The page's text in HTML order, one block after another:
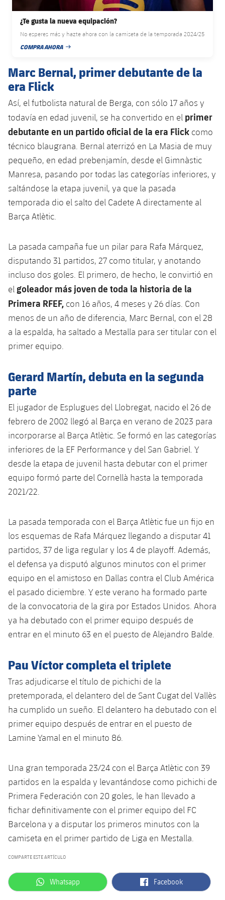
Servicios Médicos
Accesibilidad
Acreditaciones
Instalaciones
SUB8 B
Fotos
Historia
Fotos
Infantil B
Entradas
Resultados
Clasificaciones
Fotos
Palmarés
Calendario
Resultados
Jugadores
Clasificaciones
plusicon
Actualidad
Juvenil
Cadete
Infantil
Campus Verano
Primer equipo
plusicon
más
Actualidad
Calendario
Entradas
Resultados
Clasificaciones
Fotos
Historia
Palmarés
Barça Atlètic
Actualidad
Calendario
Resultados
Jugadores
Base
Actualidad
Barça C
Junior
Infantil
Alevín
Campus Verano
PLUSICON
MÁS
Información general
plusicon
más
Atletismo
plusicon
más
Actualidad
Masculino
Femenino
Agenda
Baloncesto en silla de ruedas
plusicon
más
Actualidad
Jugadores
Calendario
Resultados
Hockey sobre hielo
plusicon
más
Jugadores
Calendario
Clasificaciones
Hockey hierba
plusicon
más
Noticias
Hockey Hierba Masculino
Hockey Hierba Femenino
Actualidad
Plantilla
Agenda
Escuela de Patinaje
Rugby
plusicon
más
Actualidad
Jugadores
Calendario
Clasificaciones
Voleibol
plusicon
más
Noticias
Apúntate a las amateurs
plusicon
más
League of Legends
VALORANT Rising
VALORANT Game Changers
eFootball
¿Te gusta la nueva equipación?
No esperes más y hazte ahora con la camiseta de la temporada 2024/25
COMPRA AHORA
FECHA DE PUBLICACIÓN
Marc Bernal, primer debutante de la
era Flick
Así, el futbolista natural de Berga, con sólo 17 años y
todavía en edad juvenil, se ha convertido en el primer
debutante en un partido oficial de la era Flick como
técnico blaugrana. Bernal aterrizó en La Masia de muy
pequeño, en edad prebenjamín, desde el Gimnàstic
Manresa, pasando por todas las categorías inferiores, y
saltándose la etapa juvenil, ya que la pasada
temporada dio el salto del Cadete A directamente al
Barça Atlètic.
La pasada campaña fue un pilar para Rafa Márquez,
disputando 31 partidos, 27 como titular, y anotando
incluso dos goles. El primero, de hecho, le convirtió en
el goleador más joven de toda la historia de la
Primera RFEF, con 16 años, 4 meses y 26 días. Con
menos de un año de diferencia, Marc Bernal, con el 28
a la espalda, ha saltado a Mestalla para ser titular con el
primer equipo.
Gerard Martín, debuta en la segunda
parte
El jugador de Esplugues del Llobregat, nacido el 26 de
febrero de 2002 llegó al Barça en verano de 2023 para
incorporarse al Barça Atlètic. Se formó en las categorías
inferiores de la EF Performance y del San Gabriel. Y
desde la etapa de juvenil hasta debutar con el primer
equipo formó parte del Cornellà hasta la temporada
2021/22.
La pasada temporada con el Barça Atlètic fue un fijo en
los esquemas de Rafa Márquez llegando a disputar 41
partidos, 37 de liga regular y los 4 de playoff. Además,
el defensa ya disputó algunos minutos con el primer
equipo en el amistoso en Dallas contra el Club América
el pasado diciembre. Y este verano ha formado parte
de la convocatoria de la gira por Estados Unidos. Ahora
ya ha debutado con el primer equipo después de
entrar en el minuto 63 en el puesto de Alejandro Balde.
Pau Víctor completa el triplete
Tras adjudicarse el título de pichichi de la
pretemporada, el delantero del de Sant Cugat del Vallès
ha cumplido un sueño. El delantero ha debutado con el
primer equipo después de entrar en el puesto de
Lamine Yamal en el minuto 86.
Una gran temporada 23/24 con el Barça Atlètic con 39
partidos en la espalda y levantándose como pichichi de
Primera Federación con 20 goles, le han llevado a
fichar definitivamente con el primer equipo del FC
Barcelona y a disputar los primeros minutos con la
camiseta en el primer partido de Liga en Mestalla.
COMPARTE ESTE ARTÍCULO
label.aria.whatsapp
Whatsapp label.aria.facebook
Facebook